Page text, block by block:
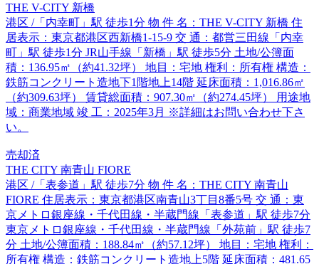
THE V-CITY 新橋
港区 /「内幸町」駅 徒歩1分 物 件 名：THE V-CITY 新橋 住
居表示：東京都港区西新橋1-15-9 交 通：都営三田線「内幸
町」駅 徒歩1分 JR山手線「新橋」駅 徒歩5分 土地/公簿面
積：136.95㎡（約41.32坪） 地目：宅地 権利：所有権 構造：
鉄筋コンクリート造地下1階地上14階 延床面積：1,016.86㎡
（約309.63坪） 賃貸総面積：907.30㎡（約274.45坪） 用途地
域：商業地域 竣 工：2025年3月 ※詳細はお問い合わせ下さ
い。
売却済
THE CITY 南青山 FIORE
港区 /「表参道」駅 徒歩7分 物 件 名：THE CITY 南青山
FIORE 住居表示：東京都港区南青山3丁目8番5号 交 通：東
京メトロ銀座線・千代田線・半蔵門線「表参道」駅 徒歩7分
東京メトロ銀座線・千代田線・半蔵門線「外苑前」駅 徒歩7
分 土地/公簿面積：188.84㎡（約57.12坪） 地目：宅地 権利：
所有権 構造：鉄筋コンクリート造地上5階 延床面積：481.65